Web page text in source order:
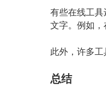
有些在线工具
文字。例如
此外，许多
总结